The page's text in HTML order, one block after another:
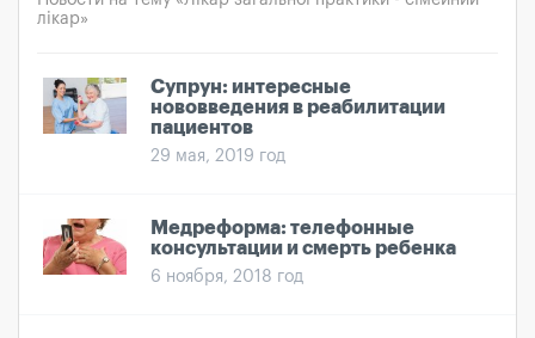
лікар»
Супрун: интересные
нововведения в реабилитации
пациентов
29 мая, 2019 год
Медреформа: телефонные
консультации и смерть ребенка
6 ноября, 2018 год